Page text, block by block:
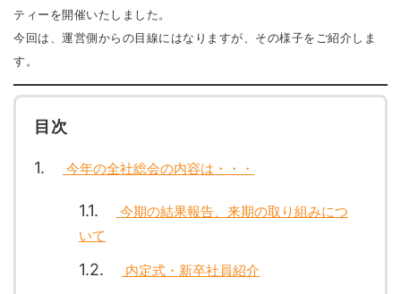
ティーを開催いたしました。
今回は、運営側からの目線にはなりますが、その様子をご紹介しま
す。
目次
1 今年の全社総会の内容は・・・
1.1
今期の結果報告、来期の取り組みにつ
いて
1.2 内定式・新卒社員紹介